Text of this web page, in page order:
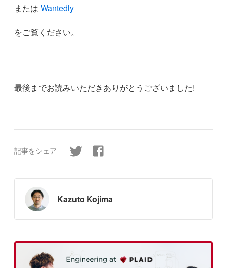
または Wantedly
をご覧ください。
最後までお読みいただきありがとうございました!
記事をシェア
Kazuto Kojima